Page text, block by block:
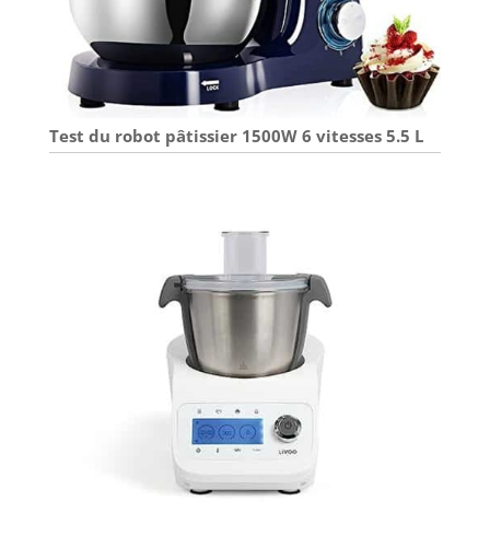
Test du robot pâtissier 1500W 6 vitesses 5.5 L